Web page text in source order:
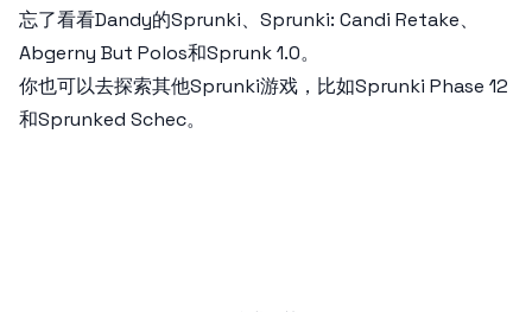
忘了看看Dandy的Sprunki、Sprunki: Candi Retake、
Abgerny But Polos和Sprunk 1.0。
你也可以去探索其他Sprunki游戏，比如Sprunki Phase 12
和Sprunked Schec。